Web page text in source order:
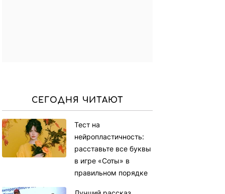
СЕГОДНЯ ЧИТАЮТ
Тест на
нейропластичность:
расставьте все буквы
в игре «Соты» в
правильном порядке